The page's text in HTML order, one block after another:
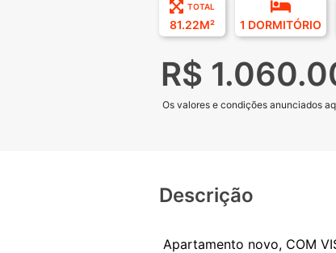
TOTAL
81.22M² 1 DORMITÓRIO
R$
Os valores e condições anunciados
Descrição
Apartamento novo, COM